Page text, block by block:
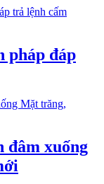
pháp đáp
đâm xuống